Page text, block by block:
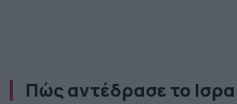
Πώς αντέδρασε το